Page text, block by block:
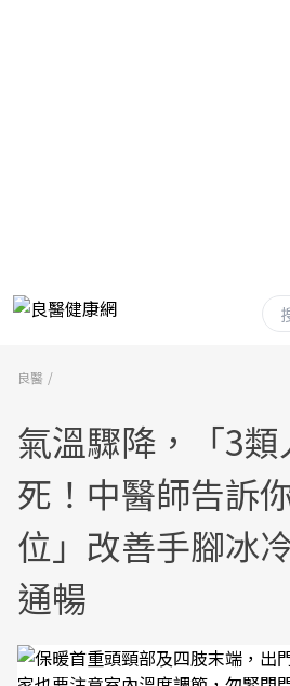
良醫
氣溫驟降，「3
死！中醫師告訴
位」改善手腳冰
通暢